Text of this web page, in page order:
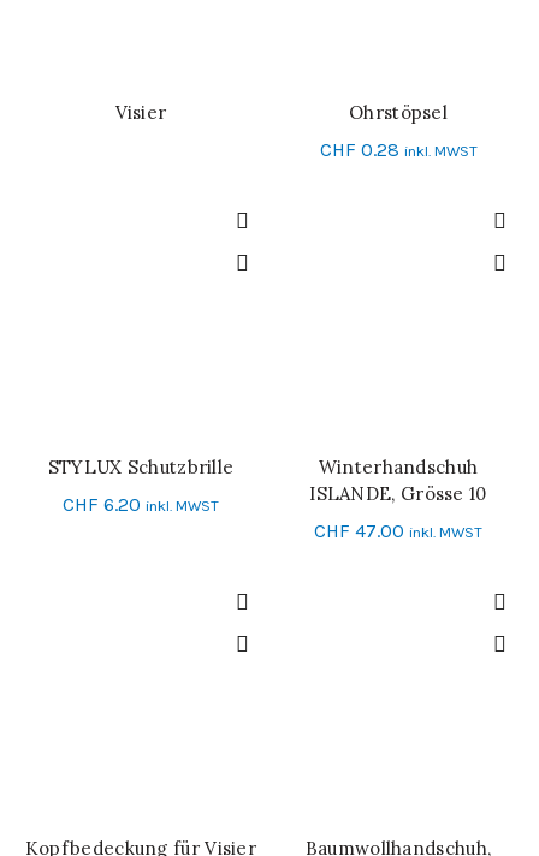
WEITERLESEN
Visier IN DEN WARENKORB
Ohrstöpsel
CHF 0.28 inkl. MWST
IN DEN WARENKORB
STYLUX Schutzbrille
CHF 6.20 inkl. MWST
IN DEN WARENKORB
Winterhandschuh
ISLANDE, Grösse 10
CHF 47.00 inkl. MWST
WEITERLESEN
Kopfbedeckung für Visier IN DEN WARENKORB
Baumwollhandschuh,